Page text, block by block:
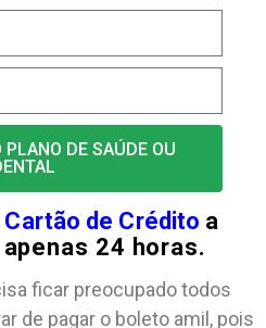
PLANO DE SAÚDE OU
Cartão de Crédito a
24 horas.
ficar preocupado todos
de pagar o boleto amil, pois